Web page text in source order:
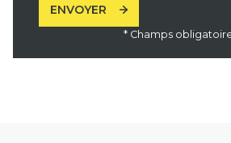
ENVOYER
* Champs